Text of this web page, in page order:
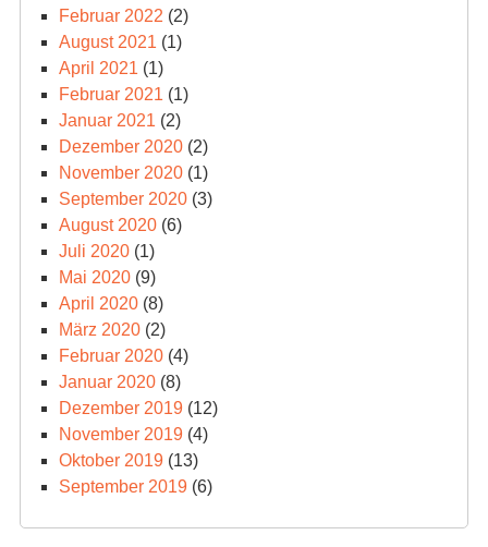
Februar 2022 (2)
August 2021 (1)
April 2021 (1)
Februar 2021 (1)
Januar 2021 (2)
Dezember 2020(2)
November 2020(1)
September 2020(3)
August 2020(6)
Juli 2020(1)
Mai 2020(9)
April 2020(8)
März 2020(2)
Februar 2020(4)
Januar 2020(8)
Dezember 2019(12)
November 2019(4)
Oktober 2019(13)
September 2019(6)